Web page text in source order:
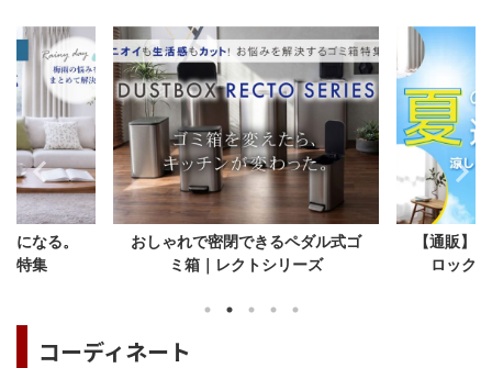
ダル式ゴ
ーズ
【通販】遮熱カーテンで暑さをブ
ロック！「涼しさ」と「省...
組み合わ
コーディネート